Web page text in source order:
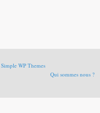
Simple WP Themes
Qui sommes nous ?